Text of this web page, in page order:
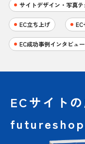
サイトデザイン・写真テ
EC立ち上げ EC
EC成功事例インタビュー
ECサイト
futureshop